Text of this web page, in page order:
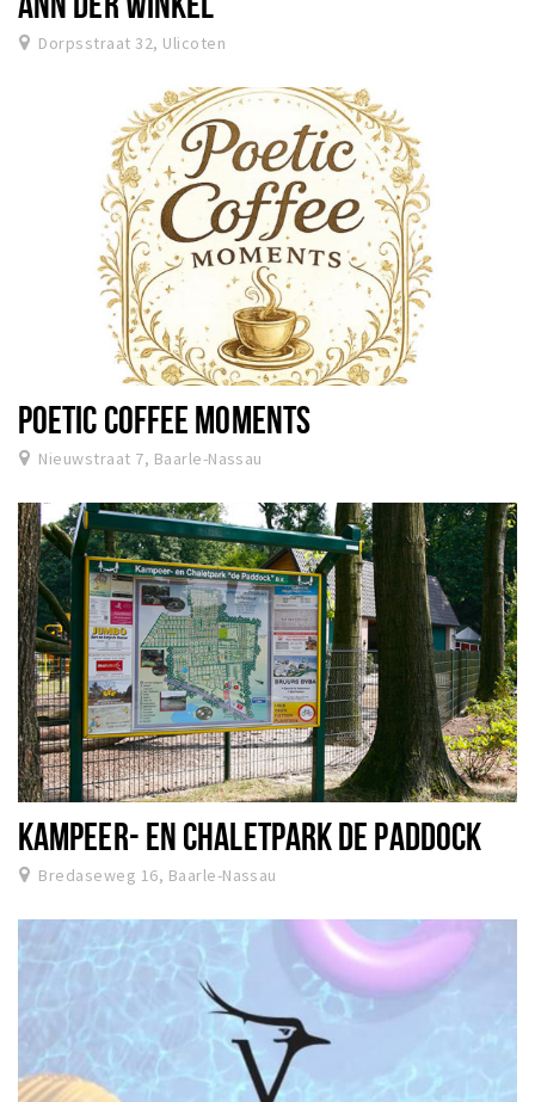
Dorpsstraat 32, Ulicoten
POETIC COFFEE MOMENTS
Nieuwstraat 7, Baarle-Nassau
KAMPEER- EN CHALETPARK DE PADDOCK
Bredaseweg 16, Baarle-Nassau